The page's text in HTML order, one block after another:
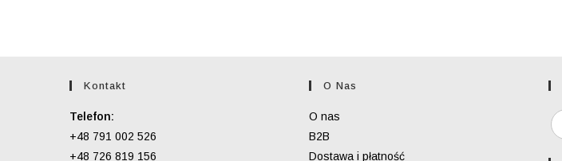
Kontakt
Telefon:
+48 791 002 526
+48 726 819 156
O Nas
O nas
B2B
Dostawa i płatność